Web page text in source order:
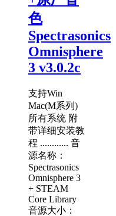
色
Spectrasonics
Omnisphere
3 v3.0.2c
支持Win
Mac(M系列)
所有系统 附
带详细安装教
程 ............ 音
源名称：
Spectrasonics
Omnisphere 3
+ STEAM
Core Library
音源大小：